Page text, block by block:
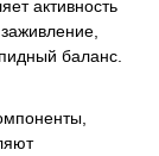
активность
баланс.